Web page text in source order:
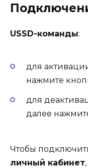
USSD-команды:
для
нажмите
для
далее
Чтобы
личный кабинет